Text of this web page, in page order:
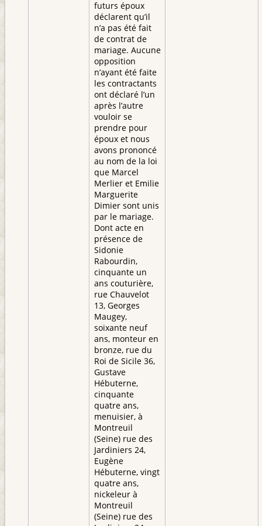
futurs époux
déclarent qu’il
n’a pas été fait
de contrat de
mariage. Aucune
opposition
n’ayant été faite
les contractants
ont déclaré l’un
après l’autre
vouloir se
prendre pour
époux et nous
avons prononcé
au nom de la loi
que Marcel
Merlier et Emilie
Marguerite
Dimier sont unis
par le mariage.
Dont acte en
présence de
Sidonie
Rabourdin,
cinquante un
ans couturière,
rue Chauvelot
13, Georges
Maugey,
soixante neuf
ans, monteur en
bronze, rue du
Roi de Sicile 36,
Gustave
Hébuterne,
cinquante
quatre ans,
menuisier, à
Montreuil
(Seine) rue des
Jardiniers 24,
Eugène
Hébuterne, vingt
quatre ans,
nickeleur à
Montreuil
(Seine) rue des